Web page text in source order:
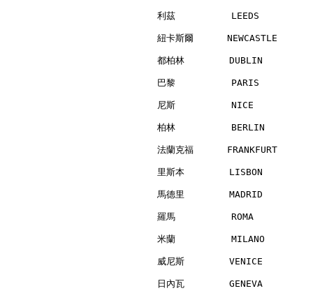
利茲          LEEDS
紐卡斯爾
都柏林        DUBLIN
巴黎          PARIS
尼斯          NICE
柏林          BERLIN
法蘭克福
里斯本        LISBON
馬德里        MADRID
羅馬          ROMA
米蘭          MILANO
威尼斯        VENICE
日內瓦        GENEVA